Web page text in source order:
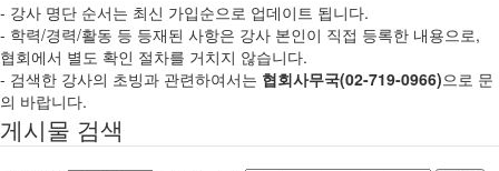
- 강사 명단 순서는 최신 가입순으로 업데이트 됩니다.
- 학력/경력/활동 등 등재된 사항은 강사 본인이 직접 등록한 내용으로,
협회에서 별도 확인 절차를 거치지 않습니다.
- 검색한 강사의 초빙과 관련하여서는 협회사무국(02-719-0966)으로 문
의 바랍니다.
게시물 검색